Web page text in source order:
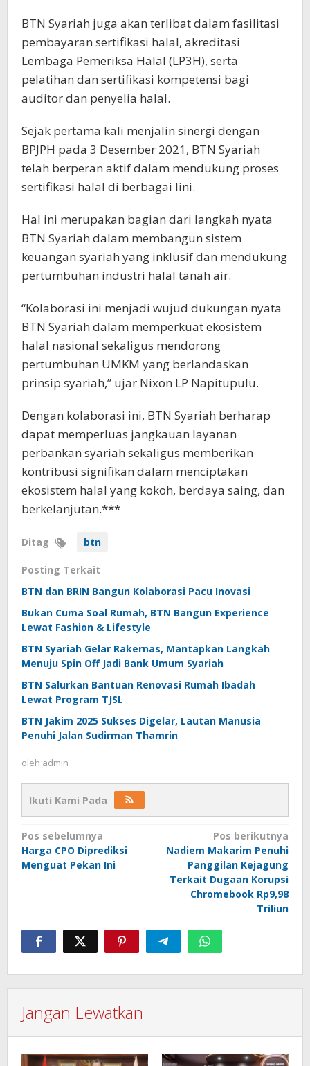
BTN Syariah juga akan terlibat dalam fasilitasi
pembayaran sertifikasi halal, akreditasi
Lembaga Pemeriksa Halal (LP3H), serta
pelatihan dan sertifikasi kompetensi bagi
auditor dan penyelia halal.
Sejak pertama kali menjalin sinergi dengan
BPJPH pada 3 Desember 2021, BTN Syariah
telah berperan aktif dalam mendukung proses
sertifikasi halal di berbagai lini.
Hal ini merupakan bagian dari langkah nyata
BTN Syariah dalam membangun sistem
keuangan syariah yang inklusif dan mendukung
pertumbuhan industri halal tanah air.
“Kolaborasi ini menjadi wujud dukungan nyata
BTN Syariah dalam memperkuat ekosistem
halal nasional sekaligus mendorong
pertumbuhan UMKM yang berlandaskan
prinsip syariah,” ujar Nixon LP Napitupulu.
Dengan kolaborasi ini, BTN Syariah berharap
dapat memperluas jangkauan layanan
perbankan syariah sekaligus memberikan
kontribusi signifikan dalam menciptakan
ekosistem halal yang kokoh, berdaya saing, dan
berkelanjutan.***
Ditag btn
Posting Terkait
BTN dan BRIN Bangun Kolaborasi Pacu Inovasi
Bukan Cuma Soal Rumah, BTN Bangun Experience
Lewat Fashion & Lifestyle
BTN Syariah Gelar Rakernas, Mantapkan Langkah
Menuju Spin Off Jadi Bank Umum Syariah
BTN Salurkan Bantuan Renovasi Rumah Ibadah
Lewat Program TJSL
BTN Jakim 2025 Sukses Digelar, Lautan Manusia
Penuhi Jalan Sudirman Thamrin
oleh admin
Ikuti Kami Pada
Navigasi
pos
Pos sebelumnya
Harga CPO Diprediksi
Menguat Pekan Ini
Pos berikutnya
Nadiem Makarim Penuhi
Panggilan Kejagung
Terkait Dugaan Korupsi
Chromebook Rp9,98
Triliun
Jangan Lewatkan